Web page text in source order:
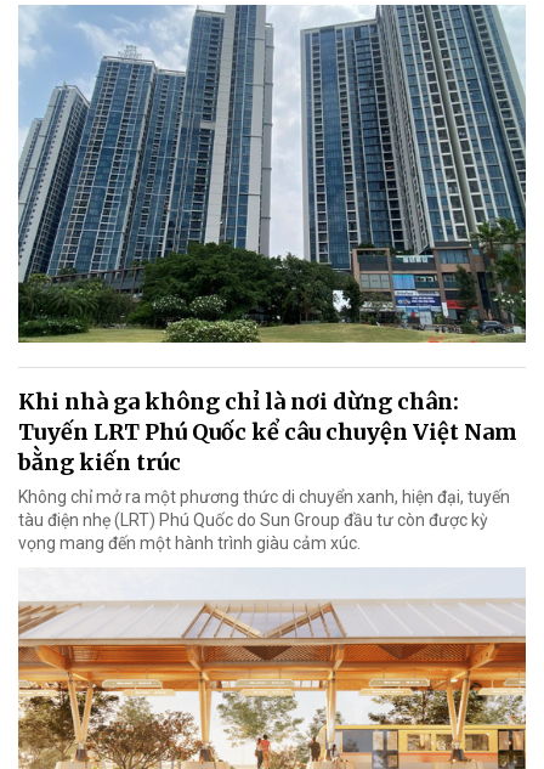
Khi nhà ga không chỉ là nơi dừng chân:
Tuyến LRT Phú Quốc kể câu chuyện Việt Nam
bằng kiến trúc
Không chỉ mở ra một phương thức di chuyển xanh, hiện đại, tuyến
tàu điện nhẹ (LRT) Phú Quốc do Sun Group đầu tư còn được kỳ
vọng mang đến một hành trình giàu cảm xúc.